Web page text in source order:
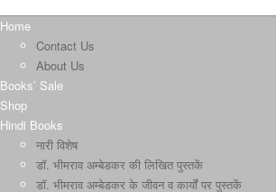
Home
Contact Us
About Us
Books’ Sale
Shop
Hindi Books
नारी विशेष
डॉ. भीमराव अम्बेडकर की लिखित पुस्तकें
डॉ. भीमराव अम्बेडकर के जीवन व कार्यों पर पुस्तकें